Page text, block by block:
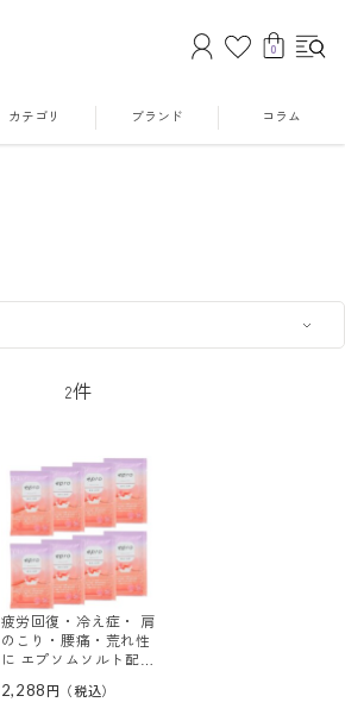
0
カテゴリ ブランド コラム
2件
疲労回復・冷え症・ 肩
のこり・腰痛・荒れ性
に エプソムソルト配合
薬用入浴剤エプロＦ ＜
2,288